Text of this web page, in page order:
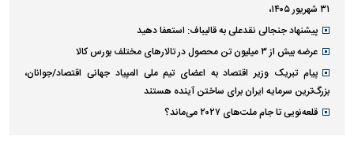
۳۱ شهریور ۱۴۰۵،
پیشنهاد جنجالی نقدعلی به قالیباف: استعفا دهید
عرضه بیش از ۳ میلیون تن محصول در تالار‌های مختلف بورس کالا
پیام تبریک وزیر اقتصاد به اعضای تیم ملی المپیاد جهانی اقتصاد/جوانان،
بزرگ‌ترین سرمایه ایران برای ساختن آینده هستند
قلعه‌نویی تا جام ملت‌های ۲۰۲۷ می‌ماند؟